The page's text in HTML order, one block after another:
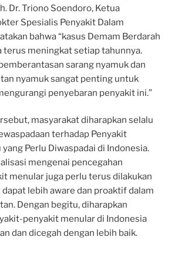
Dr. Triono Soendoro, Ketua
Spesialis Penyakit Dalam
bahwa “kasus Demam Berdarah
terus meningkat setiap tahunnya.
sarang nyamuk dan
nyamuk sangat penting untuk
penyebaran penyakit ini.”
masyarakat diharapkan selalu
terhadap Penyakit
Perlu Diwaspadai di Indonesia.
mengenai pencegahan
menular juga perlu terus dilakukan
lebih aware dan proaktif dalam
Dengan begitu, diharapkan
penyakit menular di Indonesia
dan dicegah dengan lebih baik.